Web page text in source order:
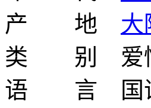
产 地 大
类 别 爱
语 言 国